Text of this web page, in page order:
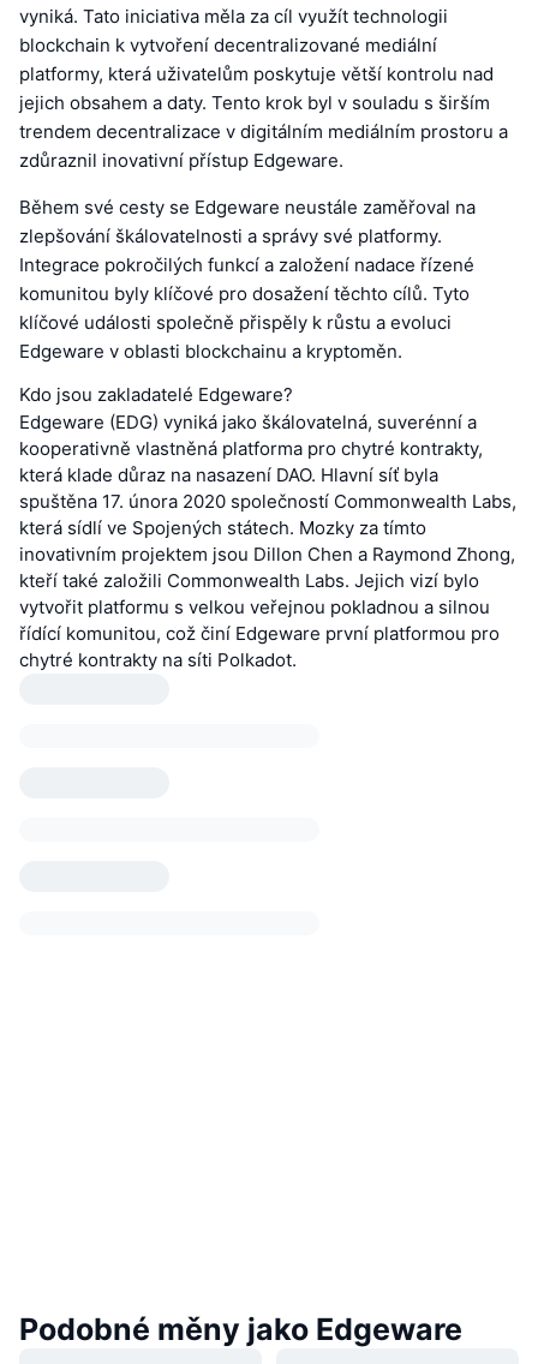
vyniká. Tato iniciativa měla za cíl využít technologii
blockchain k vytvoření decentralizované mediální
platformy, která uživatelům poskytuje větší kontrolu nad
jejich obsahem a daty. Tento krok byl v souladu s širším
trendem decentralizace v digitálním mediálním prostoru a
zdůraznil inovativní přístup Edgeware.
Během své cesty se Edgeware neustále zaměřoval na
zlepšování škálovatelnosti a správy své platformy.
Integrace pokročilých funkcí a založení nadace řízené
komunitou byly klíčové pro dosažení těchto cílů. Tyto
klíčové události společně přispěly k růstu a evoluci
Edgeware v oblasti blockchainu a kryptoměn.
Kdo jsou zakladatelé Edgeware?
Edgeware (EDG) vyniká jako škálovatelná, suverénní a
kooperativně vlastněná platforma pro chytré kontrakty,
která klade důraz na nasazení DAO. Hlavní síť byla
spuštěna 17. února 2020 společností Commonwealth Labs,
která sídlí ve Spojených státech. Mozky za tímto
inovativním projektem jsou Dillon Chen a Raymond Zhong,
kteří také založili Commonwealth Labs. Jejich vizí bylo
vytvořit platformu s velkou veřejnou pokladnou a silnou
řídící komunitou, což činí Edgeware první platformou pro
chytré kontrakty na síti Polkadot.
Podobné měny jako Edgeware